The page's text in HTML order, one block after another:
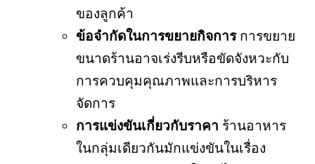
ของลูกค้า
ข้อจำกัดในการขยายกิจการการขยาย
ขนาดร้านอาจเร่งรีบหรือขัดจังหวะกับ
การควบคุมคุณภาพและการบริหาร
จัดการ
การแข่งขันเกี่ยวกับราคา ร้านอาหาร
ในกลุ่มเดียวกันมักแข่งขันในเรื่อง